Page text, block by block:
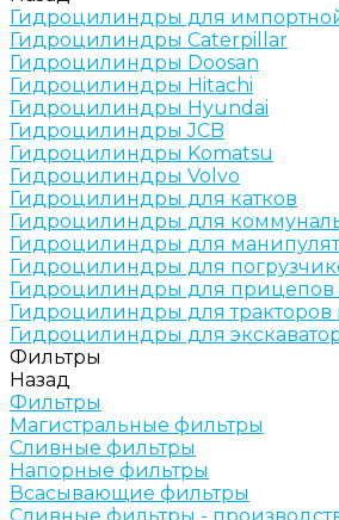
Гидроцилиндры для
Гидроцилиндры Caterpillar
Гидроцилиндры Doosan
Гидроцилиндры Hitachi
Гидроцилиндры Hyundai
Гидроцилиндры JCB
Гидроцилиндры Komatsu
Гидроцилиндры Volvo
Гидроцилиндры для катков
Гидроцилиндры для
Гидроцилиндры для
Гидроцилиндры для
Гидроцилиндры для прицепов
Гидроцилиндры для тракторов
Гидроцилиндры для
Фильтры
Назад
Фильтры
Магистральные фильтры
Сливные фильтры
Напорные фильтры
Всасывающие фильтры